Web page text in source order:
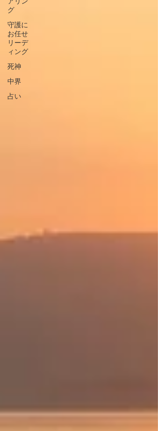
アリン
グ
守護に
お任せ
リーデ
ィング
死神
中界
占い